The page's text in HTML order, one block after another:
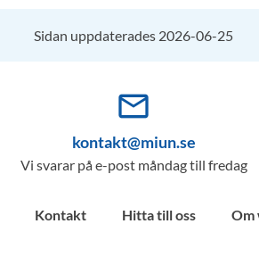
Sidan uppdaterades 2026-06-25
mail_outline
kontakt@miun.se
Vi svarar på e-post måndag till fredag
Kontakt Hitta till oss Om